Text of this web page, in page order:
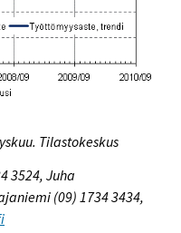
Tilastokeskus
3524, Juha
(09) 1734 3434,